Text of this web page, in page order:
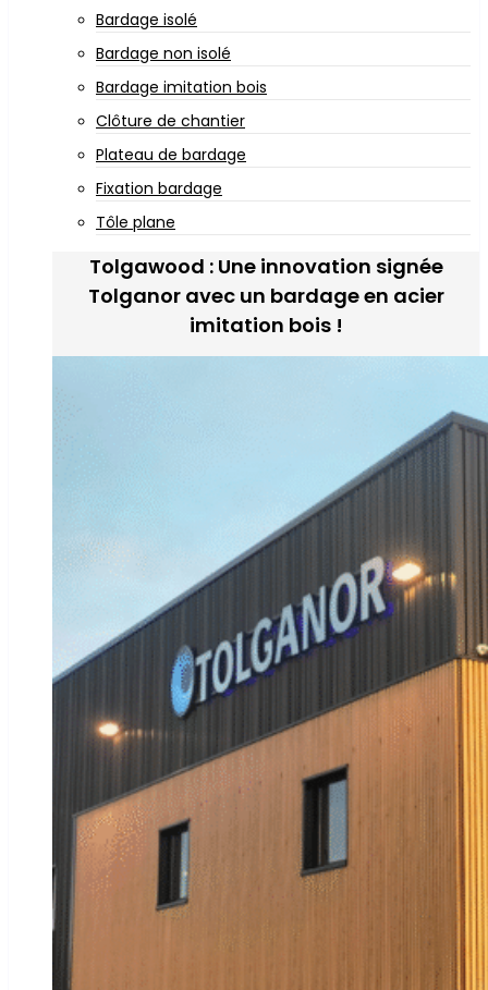
Bardage isolé
Bardage non isolé
Bardage imitation bois
Clôture de chantier
Plateau de bardage
Fixation bardage
Tôle plane
Tolgawood : Une innovation signée
Tolganor avec un bardage en acier
imitation bois !